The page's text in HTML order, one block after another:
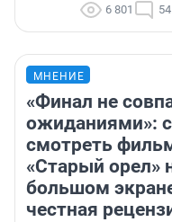
6 801 54
МНЕНИЕ
«Финал не
ожиданиями»:
смотреть
«Старый орел»
большом
честная